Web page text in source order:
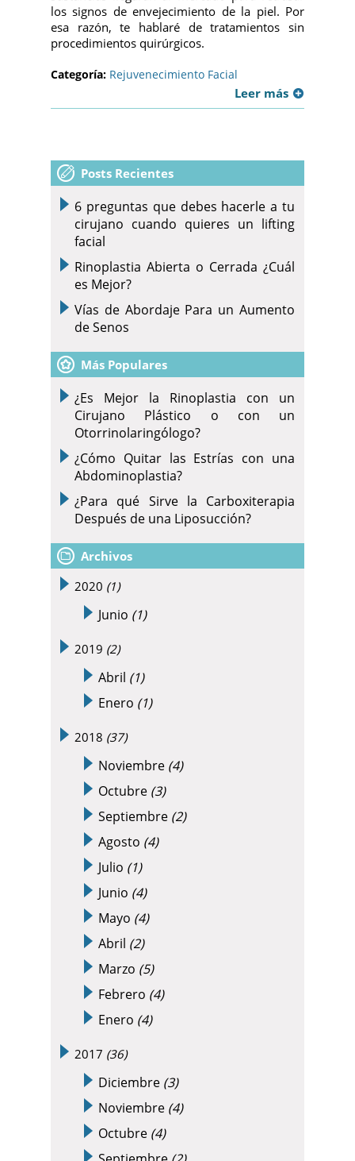
los signos de envejecimiento de la piel. Por
esa razón, te hablaré de tratamientos sin
procedimientos quirúrgicos.
Categoría: Rejuvenecimiento Facial
Leer más
Posts Recientes
6 preguntas que debes hacerle a tu
cirujano cuando quieres un lifting
facial
Rinoplastia Abierta o Cerrada ¿Cuál
es Mejor?
Vías de Abordaje Para un Aumento
de Senos
Más Populares
¿Es Mejor la Rinoplastia con un
Cirujano Plástico o con un
Otorrinolaringólogo?
¿Cómo Quitar las Estrías con una
Abdominoplastia?
¿Para qué Sirve la Carboxiterapia
Después de una Liposucción?
Archivos
2020 (1)
Junio (1)
2019 (2)
Abril (1)
Enero (1)
2018 (37)
Noviembre (4)
Octubre (3)
Septiembre (2)
Agosto (4)
Julio (1)
Junio (4)
Mayo (4)
Abril (2)
Marzo (5)
Febrero (4)
Enero (4)
2017 (36)
Diciembre (3)
Noviembre (4)
Octubre (4)